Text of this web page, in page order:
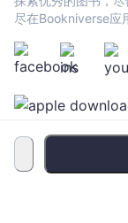
尽在Bookniverse应